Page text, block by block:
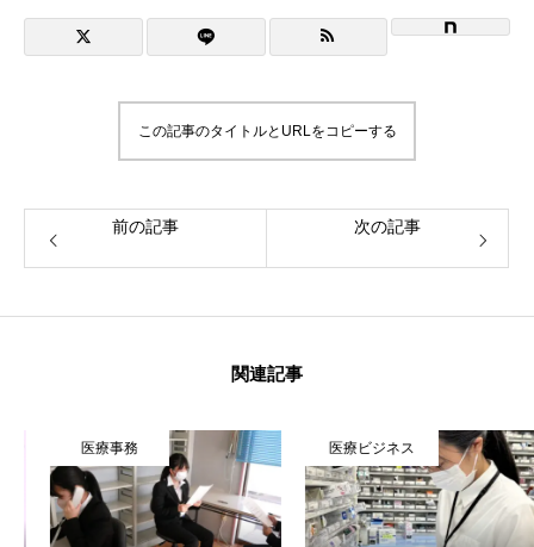
この記事のタイトルとURLをコピーする
前の記事 次の記事
関連記事
医療事務 医療ビジネス